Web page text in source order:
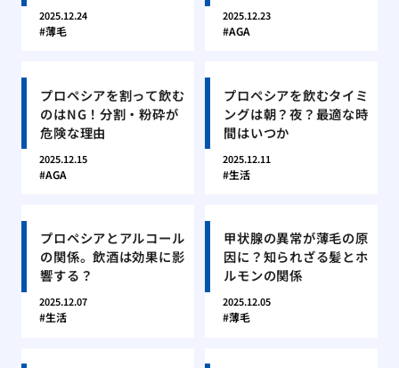
2025.12.24
薄毛
2025.12.23
AGA
プロペシアを割って飲む
のはNG！分割・粉砕が
危険な理由
2025.12.15
AGA
プロペシアを飲むタイミ
ングは朝？夜？最適な時
間はいつか
2025.12.11
生活
プロペシアとアルコール
の関係。飲酒は効果に影
響する？
2025.12.07
生活
甲状腺の異常が薄毛の原
因に？知られざる髪とホ
ルモンの関係
2025.12.05
薄毛